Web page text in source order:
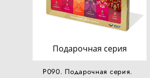
Подарочная серия
Р090. Подарочная серия.